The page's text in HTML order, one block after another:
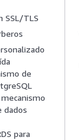
SSL/TLS
de
dados
para